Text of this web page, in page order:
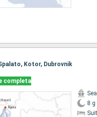
Kotor, Dubrovnik
completa
8 g